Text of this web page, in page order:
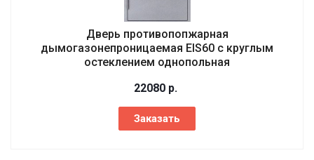
Дверь противопопжарная
дымогазонепроницаемая EIS60 с круглым
остеклением однопольная
22080 р.
Заказать